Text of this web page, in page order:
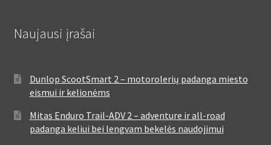
Naujausi įrašai
Dunlop ScootSmart 2 – motorolerių padanga miesto
eismui ir kelionėms
Mitas Enduro Trail-ADV 2 – adventure ir all-road
padanga keliui bei lengvam bekelės naudojimui